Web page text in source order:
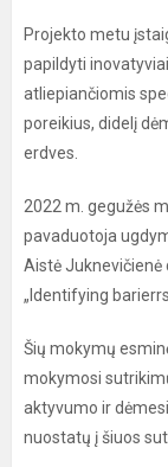
Projekto metu
papildyti
atliepiančiomis
poreikius, didelį
erdves.
2022 m. gegužės
pavaduotoja
Aistė
„Identifying
Šių mokymų
mokymosi
aktyvumo ir
nuostatų į šiuos